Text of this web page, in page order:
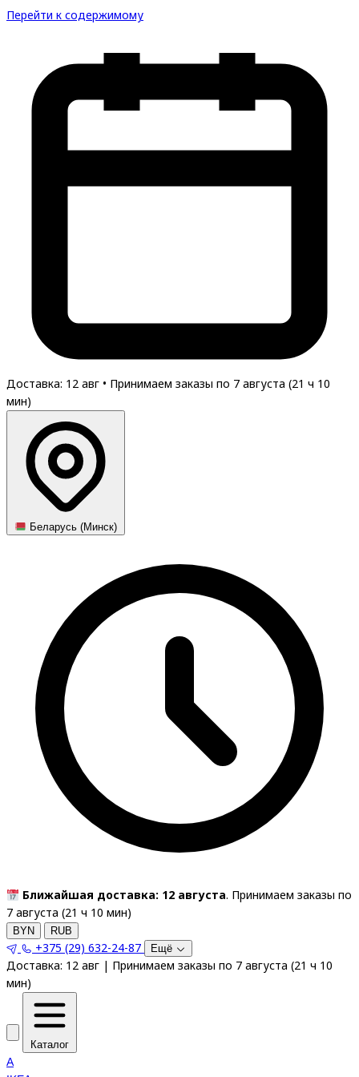
Перейти к содержимому
Доставка: 12 авг • Принимаем заказы по 7 августа (21 ч 10
мин)
Беларусь (Минск)
Ближайшая доставка: 12 августа. Принимаем заказы по
7 августа (21 ч 10 мин)
BYN RUB
+375 (29) 632-24-87 Ещё
Доставка: 12 авг | Принимаем заказы по 7 августа (21 ч 10
мин)
Каталог
A